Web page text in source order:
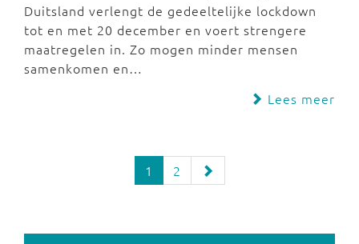
Duitsland verlengt de gedeeltelijke lockdown
tot en met 20 december en voert strengere
maatregelen in. Zo mogen minder mensen
samenkomen en…
Lees meer
1 2